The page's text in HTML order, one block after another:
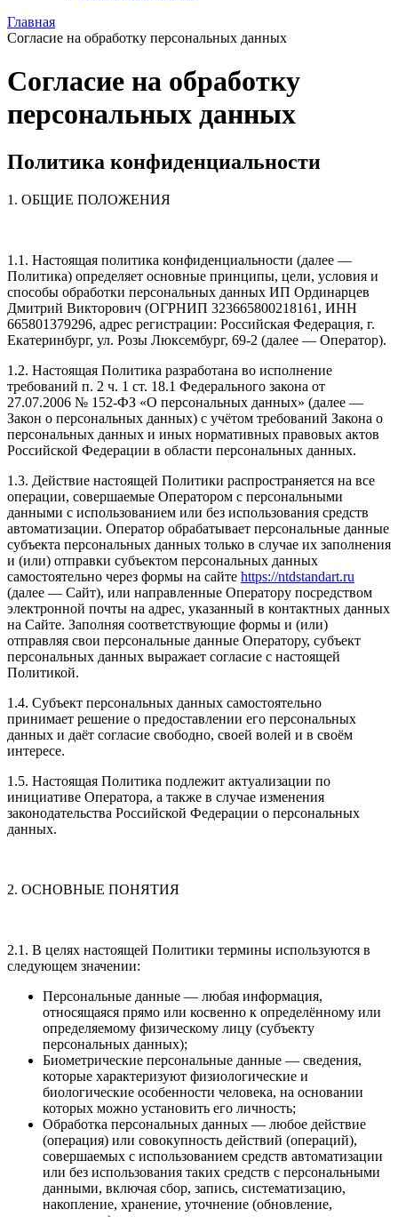
Главная
Согласие на обработку персональных данных
Согласие на обработку
персональных данных
Политика конфиденциальности
1. ОБЩИЕ ПОЛОЖЕНИЯ
1.1. Настоящая политика конфиденциальности (далее —
Политика) определяет основные принципы, цели, условия и
способы обработки персональных данных ИП Ординарцев
Дмитрий Викторович (ОГРНИП 323665800218161, ИНН
665801379296, адрес регистрации: Российская Федерация, г.
Екатеринбург, ул. Розы Люксембург, 69-2 (далее — Оператор).
1.2. Настоящая Политика разработана во исполнение
требований п. 2 ч. 1 ст. 18.1 Федерального закона от
27.07.2006 № 152-ФЗ «О персональных данных» (далее —
Закон о персональных данных) с учётом требований Закона о
персональных данных и иных нормативных правовых актов
Российской Федерации в области персональных данных.
1.3. Действие настоящей Политики распространяется на все
операции, совершаемые Оператором с персональными
данными с использованием или без использования средств
автоматизации. Оператор обрабатывает персональные данные
субъекта персональных данных только в случае их заполнения
и (или) отправки субъектом персональных данных
самостоятельно через формы на сайте https://ntdstandart.ru
(далее — Сайт), или направленные Оператору посредством
электронной почты на адрес, указанный в контактных данных
на Сайте. Заполняя соответствующие формы и (или)
отправляя свои персональные данные Оператору, субъект
персональных данных выражает согласие с настоящей
Политикой.
1.4. Субъект персональных данных самостоятельно
принимает решение о предоставлении его персональных
данных и даёт согласие свободно, своей волей и в своём
интересе.
1.5. Настоящая Политика подлежит актуализации по
инициативе Оператора, а также в случае изменения
законодательства Российской Федерации о персональных
данных.
2. ОСНОВНЫЕ ПОНЯТИЯ
2.1. В целях настоящей Политики термины используются в
следующем значении:
Персональные данные — любая информация,
относящаяся прямо или косвенно к определённому или
определяемому физическому лицу (субъекту
персональных данных);
Биометрические персональные данные — сведения,
которые характеризуют физиологические и
биологические особенности человека, на основании
которых можно установить его личность;
Обработка персональных данных — любое действие
(операция) или совокупность действий (операций),
совершаемых с использованием средств автоматизации
или без использования таких средств с персональными
данными, включая сбор, запись, систематизацию,
накопление, хранение, уточнение (обновление,